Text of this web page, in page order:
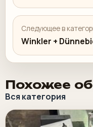
Следующее в
Winkler +
Похожее
Вся категория